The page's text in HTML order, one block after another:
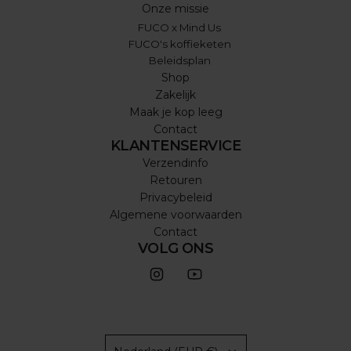
Onze missie
FUCO x Mind Us
FUCO's koffieketen
Beleidsplan
Shop
Zakelijk
Maak je kop leeg
Contact
KLANTENSERVICE
Verzendinfo
Retouren
Privacybeleid
Algemene voorwaarden
Contact
VOLG ONS